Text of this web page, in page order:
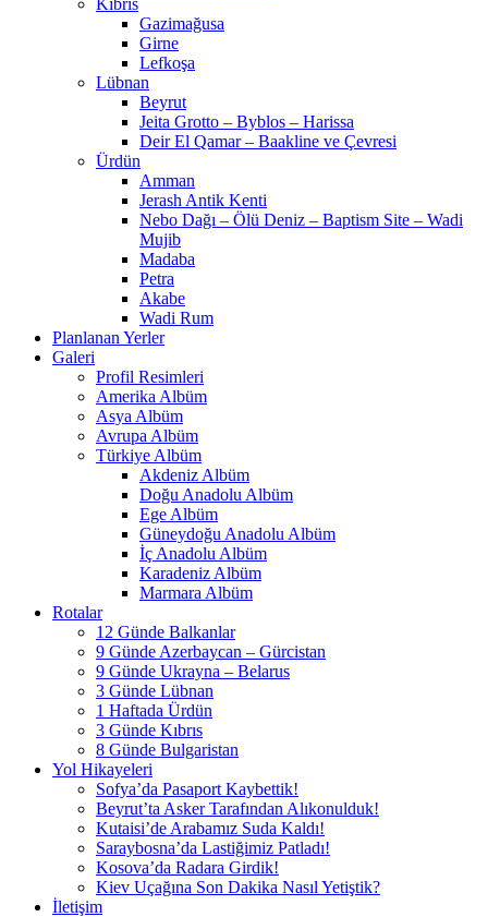
Kıbrıs
Gazimağusa
Girne
Lefkoşa
Lübnan
Beyrut
Jeita Grotto – Byblos – Harissa
Deir El Qamar – Baakline ve Çevresi
Ürdün
Amman
Jerash Antik Kenti
Nebo Dağı – Ölü Deniz – Baptism Site – Wadi
Mujib
Madaba
Petra
Akabe
Wadi Rum
Planlanan Yerler
Galeri
Profil Resimleri
Amerika Albüm
Asya Albüm
Avrupa Albüm
Türkiye Albüm
Akdeniz Albüm
Doğu Anadolu Albüm
Ege Albüm
Güneydoğu Anadolu Albüm
İç Anadolu Albüm
Karadeniz Albüm
Marmara Albüm
Rotalar
12 Günde Balkanlar
9 Günde Azerbaycan – Gürcistan
9 Günde Ukrayna – Belarus
3 Günde Lübnan
1 Haftada Ürdün
3 Günde Kıbrıs
8 Günde Bulgaristan
Yol Hikayeleri
Sofya’da Pasaport Kaybettik!
Beyrut’ta Asker Tarafından Alıkonulduk!
Kutaisi’de Arabamız Suda Kaldı!
Saraybosna’da Lastiğimiz Patladı!
Kosova’da Radara Girdik!
Kiev Uçağına Son Dakika Nasıl Yetiştik?
İletişim